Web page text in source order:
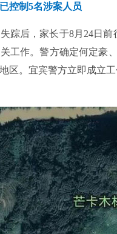
控制5名涉案人员
踪后，家长于8月24日
工作。警方确定何定豪
区。宜宾警方立即成立